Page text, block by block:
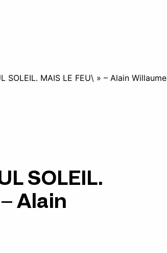
SOLEIL. MAIS LE FEU\ » – Alain Willaume
SOLEIL.
Alain